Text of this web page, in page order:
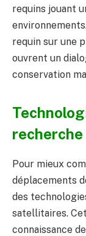
requins jouant
requin sur une
ouvrent un
conservation
recherche
Pour mieux
déplacements
des
satellitaires.
connaissance